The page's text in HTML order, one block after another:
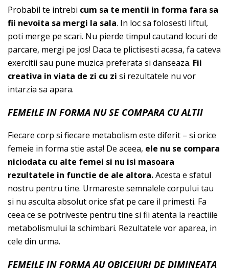
Probabil te intrebi cum sa te mentii in forma fara sa
fii nevoita sa mergi la sala. In loc sa folosesti liftul,
poti merge pe scari. Nu pierde timpul cautand locuri de
parcare, mergi pe jos! Daca te plictisesti acasa, fa cateva
exercitii sau pune muzica preferata si danseaza. Fii
creativa in viata de zi cu zi si rezultatele nu vor
intarzia sa apara.
FEMEILE IN FORMA NU SE COMPARA CU ALTII
Fiecare corp si fiecare metabolism este diferit – si orice
femeie in forma stie asta! De aceea, ele nu se compara
niciodata cu alte femei si nu isi masoara
rezultatele in functie de ale altora.Acesta e sfatul
nostru pentru tine. Urmareste semnalele corpului tau
si nu asculta absolut orice sfat pe care il primesti. Fa
ceea ce se potriveste pentru tine si fii atenta la reactiile
metabolismului la schimbari. Rezultatele vor aparea, in
cele din urma.
FEMEILE IN FORMA AU OBICEIURI DE DIMINEATA